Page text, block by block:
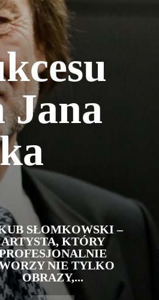
Jana
SŁOMKOWSKI –
ARTYSTA, KTÓRY
NIE TYLKO
OBRAZY,...